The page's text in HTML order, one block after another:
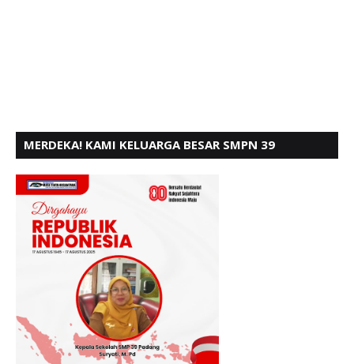
MERDEKA! KAMI KELUARGA BESAR SMPN 39